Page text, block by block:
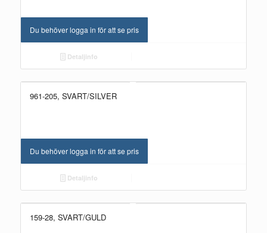
Du behöver logga in för att se pris
Detaljinfo
961-205, SVART/SILVER
Du behöver logga in för att se pris
Detaljinfo
159-28, SVART/GULD